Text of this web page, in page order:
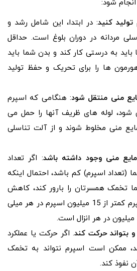
انجام شود:
کنید: در ابتدا، این شامل رشد و
مردانه در دوران بلوغ است. حداقل
به درستی کار کند و بدن شما باید
ها را برای تحریک و حفظ تولید
منی منتقل شود: هنگامی که اسپرم
شود، لوله های ظریف آنها را حمل می
منی مخلوط شوند و از آلت تناسلی
منی وجود داشته باشد: اگر تعداد
(تعداد اسپرم) کم باشد، احتمال اینکه
تخمک همسرتان را بارور کند، کاهش
می یابد، تعداد کم اسپرم کمتر از 15 میلیون اسپرم در هر میلی
و بتواند حرکت کند. اگر حرکت یا عملکرد
ممکن است اسپرم نتواند به تخمک
نفوذ کند.